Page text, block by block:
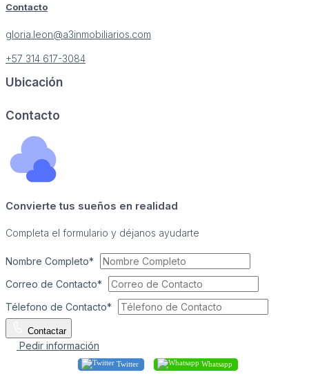
Contacto
gloria.leon@a3inmobiliarios.com
+57 314 617-3084
Ubicación
Contacto
Convierte tus sueños en realidad
Completa el formulario y déjanos ayudarte
Nombre Completo*
Correo de Contacto*
Télefono de Contacto*
Contactar
Pedir información
Twitter Whatsapp